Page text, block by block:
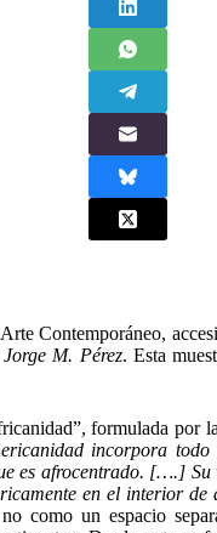
Contemporáneo,
M. Pérez. Esta
formulada por
incorpora
es afrocentrado. [….]
en el interior de
como un espacio